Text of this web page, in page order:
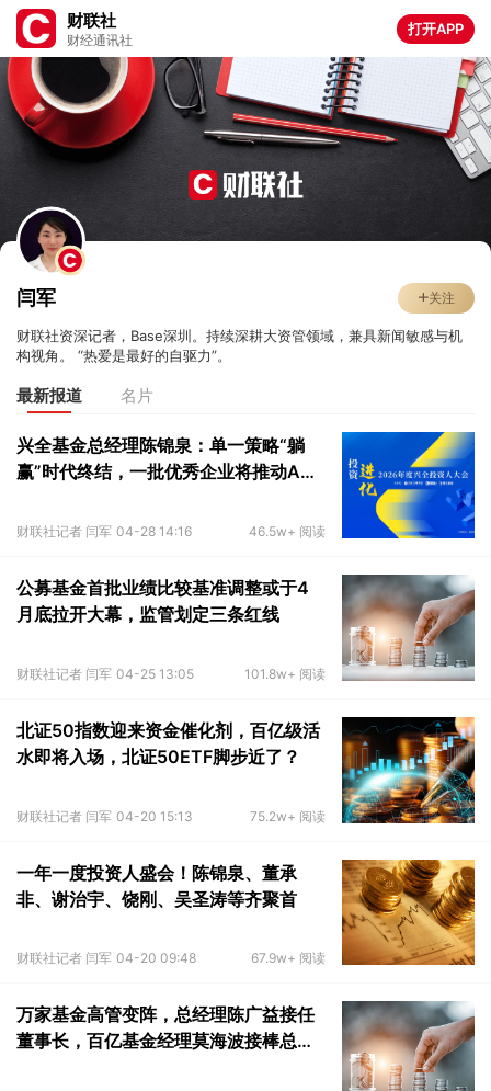
财联社
财经通讯社
打开APP
闫军 关注
财联社资深记者，Base深圳。持续深耕大资管领域，兼具新闻敏感与机
构视角。 “热爱是最好的自驱力”。
最新报道 名片
兴全基金总经理陈锦泉：单一策略“躺
赢”时代终结，一批优秀企业将推动A股
财联社记者 闫军 04-28 14:16 46.5w+ 阅读
公募基金首批业绩比较基准调整或于4
月底拉开大幕，监管划定三条红线
财联社记者 闫军 04-25 13:05 101.8w+ 阅读
北证50指数迎来资金催化剂，百亿级活
水即将入场，北证50ETF脚步近了？
财联社记者 闫军 04-20 15:13 75.2w+ 阅读
一年一度投资人盛会！陈锦泉、董承
非、谢治宇、饶刚、吴圣涛等齐聚首
财联社记者 闫军 04-20 09:48 67.9w+ 阅读
万家基金高管变阵，总经理陈广益接任
董事长，百亿基金经理莫海波接棒总经